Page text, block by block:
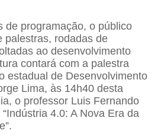
de programação, o público
palestras, rodadas de
ao desenvolvimento
contará com a palestra
estadual de Desenvolvimento
Lima, às 14h40 desta
o professor Luis Fernando
4.0: A Nova Era da